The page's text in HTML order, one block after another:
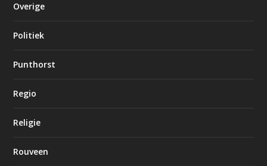
Overige
Politiek
Punthorst
Regio
Religie
Rouveen